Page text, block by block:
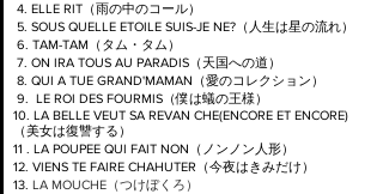
4. ELLE RIT（雨の中のコール）
5. SOUS QUELLE ETOILE SUIS-JE NE?（人生は星の流れ）
6. TAM-TAM（タム・タム）
7. ON IRA TOUS AU PARADIS（天国への道）
8. QUI A TUE GRAND'MAMAN（愛のコレクション）
9. LE ROI DES FOURMIS（僕は蟻の王様）
10. LA BELLE VEUT SA REVAN CHE(ENCORE ET ENCORE)
（美女は復讐する）
11 . LA POUPEE QUI FAIT NON（ノンノン人形）
12. VIENS TE FAIRE CHAHUTER（今夜はきみだけ）
13. LA MOUCHE（つけぼくろ）